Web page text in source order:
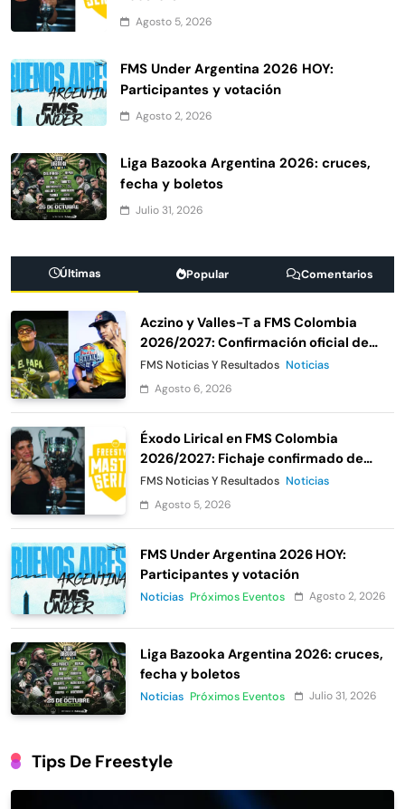
Agosto 5, 2026
FMS Under Argentina 2026 HOY:
Participantes y votación
Agosto 2, 2026
Liga Bazooka Argentina 2026: cruces,
fecha y boletos
Julio 31, 2026
Últimas Popular Comentarios
Aczino y Valles-T a FMS Colombia
2026/2027: Confirmación oficial de
Urban Roosters
FMS Noticias Y Resultados Noticias
Agosto 6, 2026
Éxodo Lirical en FMS Colombia
2026/2027: Fichaje confirmado de
Urban Roosters
FMS Noticias Y Resultados Noticias
Agosto 5, 2026
FMS Under Argentina 2026 HOY:
Participantes y votación
Noticias Próximos Eventos Agosto 2, 2026
Liga Bazooka Argentina 2026: cruces,
fecha y boletos
Noticias Próximos Eventos Julio 31, 2026
Tips De Freestyle